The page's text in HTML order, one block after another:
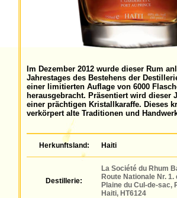
Im Dezember 2012 wurde dieser Rum
Jahrestages des Bestehens der
einer limitierten Auflage von 6000
herausgebracht. Präsentiert wird dieser
einer prächtigen Kristallkaraffe. Dieses
verkörpert alte Traditionen und
Herkunftsland: Haiti
Destillerie:
La Société du Rhum
Route Nationale Nr.
Plaine du Cul-de-sac,
Haiti, HT6124